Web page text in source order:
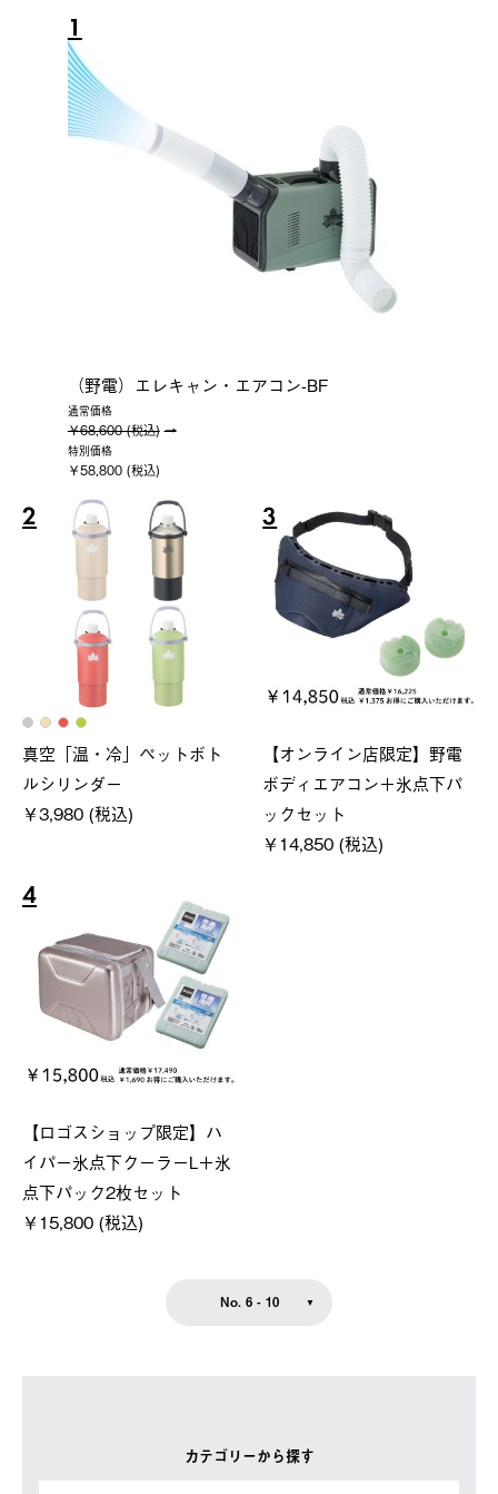
カテゴリーから探す
1
（野電）エレキャン・エアコン-BF
通常価格
￥68,600 (税込)
特別価格
￥58,800 (税込)
2
真空「温・冷」ペットボト
ルシリンダー
￥3,980 (税込)
3
【オンライン店限定】野電
ボディエアコン＋氷点下パ
ックセット
￥14,850 (税込)
4
【ロゴスショップ限定】ハ
イパー氷点下クーラーL＋氷
点下パック2枚セット
￥15,800 (税込)
No. 6 - 10